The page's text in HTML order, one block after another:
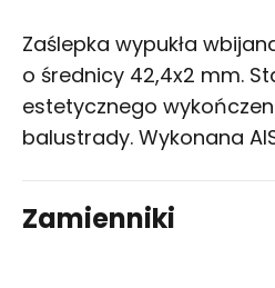
Zaślepka wypukła
o średnicy 42,4x2 mm.
estetycznego
balustrady. Wykonana
Zamienniki
Kup